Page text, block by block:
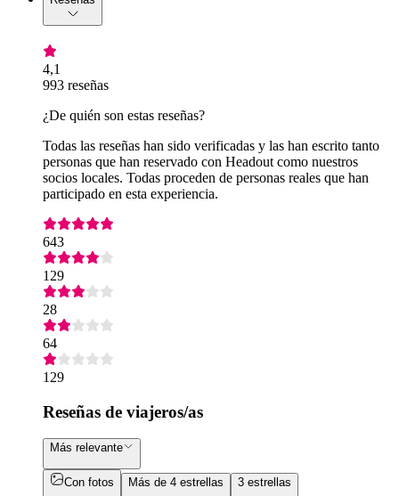
4,1
993 reseñas
¿De quién son estas reseñas?
Todas las reseñas han sido verificadas y las han escrito tanto
personas que han reservado con Headout como nuestros
socios locales. Todas proceden de personas reales que han
participado en esta experiencia.
643
129
28
64
129
Reseñas de viajeros/as
Más relevante
Con fotos Más de 4 estrellas 3 estrellas